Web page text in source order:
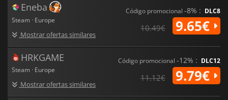
Eneba
Steam · Europe
Mostrar ofertas similares
Código promocional -8% : DLC8
10.49€ 9.65€
HRKGAME
Steam · Europe
Mostrar ofertas similares
Código promocional -12% : DLC12
11.12€ 9.79€